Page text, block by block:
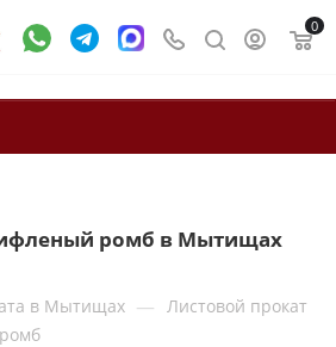
0
ромб в Мытищах
в Мытищах — Листовой прокат